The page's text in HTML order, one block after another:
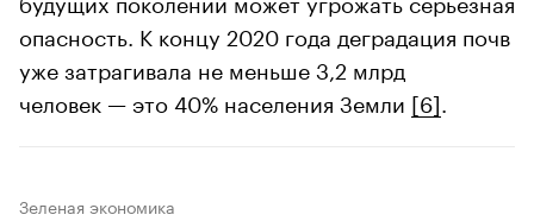
опасность. К концу 2020 года деградация почв
уже затрагивала не меньше 3,2 млрд
человек — это 40% населения Земли [6]
Зеленая экономика